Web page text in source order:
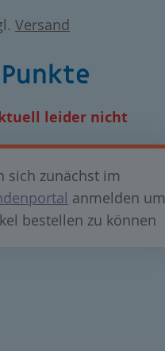
Versand
leider nicht
sich zunächst im
anmelden um
bestellen zu können